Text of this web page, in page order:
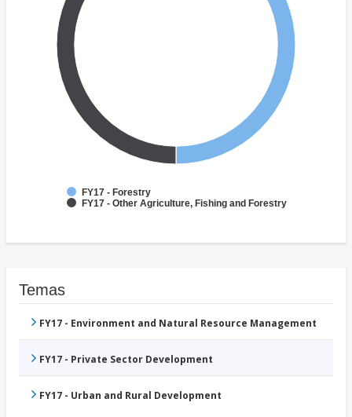
FY17 - Forestry
FY17 - Other Agriculture, Fishing and Forestry
Temas
FY17 - Environment and Natural Resource Management
FY17 - Private Sector Development
FY17 - Urban and Rural Development